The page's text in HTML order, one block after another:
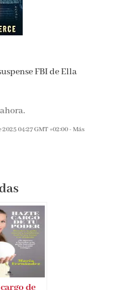
FBI de Ella
04:27 GMT +02:00 -Más